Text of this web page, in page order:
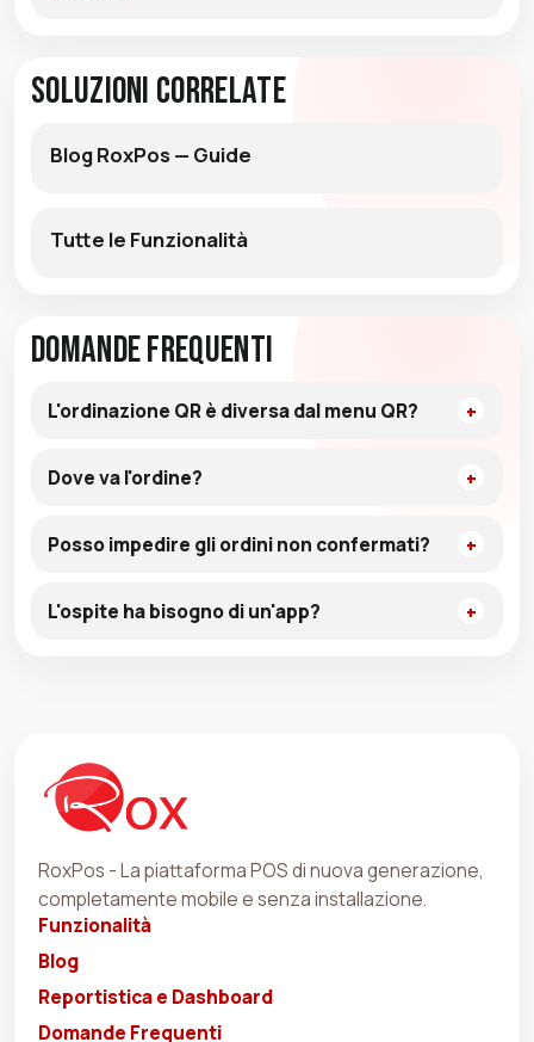
Soluzioni Correlate
Blog RoxPos — Guide
Tutte le Funzionalità
Domande Frequenti
L'ordinazione QR è diversa dal menu QR?
Dove va l'ordine?
Posso impedire gli ordini non confermati?
L'ospite ha bisogno di un'app?
RoxPos - La piattaforma POS di nuova generazione,
completamente mobile e senza installazione.
Funzionalità
Blog
Reportistica e Dashboard
Domande Frequenti